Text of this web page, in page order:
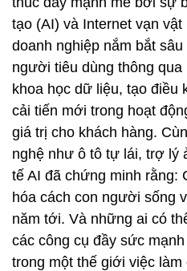
tạo (AI) và Internet vạn
doanh nghiệp nắm bắt
người tiêu dùng thông
khoa học dữ liệu, tạo điều
cải tiến mới trong hoạt
giá trị cho khách hàng.
nghệ như ô tô tự lái, trợ lý
tế AI đã chứng minh rằng:
hóa cách con người sống
năm tới. Và những ai có
các công cụ đầy sức
trong một thế giới việc